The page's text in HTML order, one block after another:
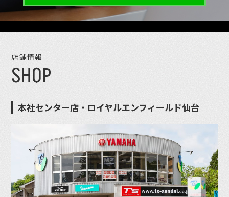
店舗情報
SHOP
本社センター店・ロイヤルエンフィールド仙台